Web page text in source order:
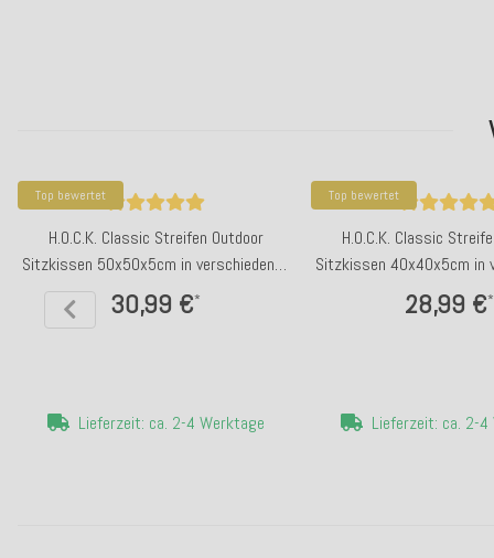
Top bewertet
H.O.C.K. Classic Streifen Outdoor
Sitzkissen 50x50x5cm in verschiedenen
Farben
30,99 €*
Lieferzeit: ca. 2-4 Werktage
Top bewertet
H.O.C.K. Classic
Sitzkissen 40x40x5cm in
Farben
28,99 €*
Lieferzeit: ca. 2-4